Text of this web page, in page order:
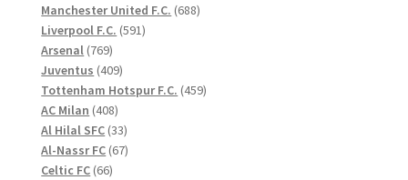
produkter
Manchester United F.C. 688688
Liverpool F.C. 591591
Arsenal 769769
produkter
Juventus 409409
produkter
Tottenham Hotspur F.C. 459459
AC Milan 408408
produkter
Al Hilal SFC 3333
produkter
Al-Nassr FC 6767
Celtic FC 6666